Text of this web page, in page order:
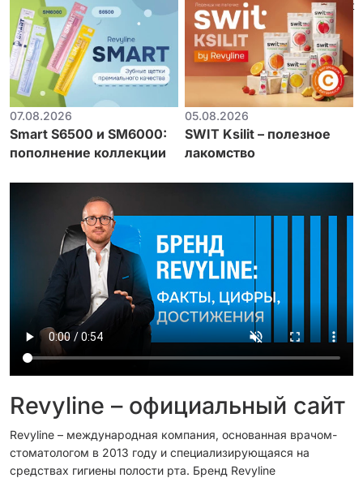
07.08.2026
Smart S6500 и SM6000:
пополнение коллекции
05.08.2026
SWIT Ksilit – полезное
лакомство
Revyline – официальный сайт
Revyline – международная компания, основанная врачом-
стоматологом в 2013 году и специализирующаяся на
средствах гигиены полости рта. Бренд Revyline